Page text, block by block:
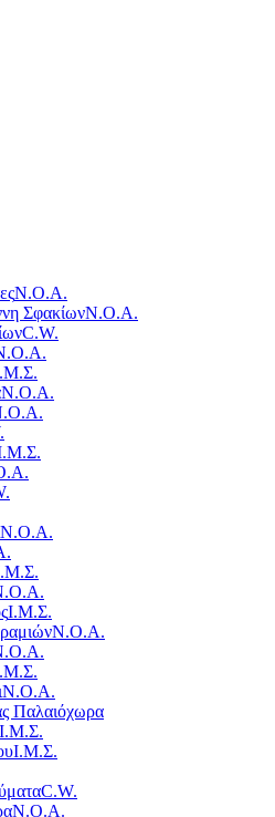
Ν.Ο.Α.
ΣφακίωνΝ.Ο.Α.
C.W.
Ν.Ο.Α.
Ν.Ο.Α.
Ι.Μ.Σ.
Ν.Ο.Α.
Ν.Ο.Α.
Παλαιόχωρα
Ι.Μ.Σ.
Ι.Μ.Σ.
C.W.
Ν.Ο.Α.